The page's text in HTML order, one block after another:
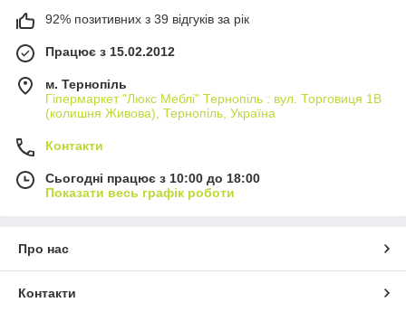
92% позитивних з 39 відгуків за рік
Працює з 15.02.2012
м. Тернопіль
Гіпермаркет "Люкс Меблі" Тернопіль : вул. Торговиця 1В
(колишня Живова), Тернопіль, Україна
Контакти
Сьогодні працює з 10:00 до 18:00
Показати весь графік роботи
Про нас
Контакти